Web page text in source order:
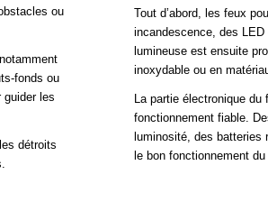
ou
fonds ou
les
détroits
Tout d’abord, les feux
incandescence, des
lumineuse est ensuite
inoxydable ou en
La partie électronique
fonctionnement fiable.
luminosité, des batteries
le bon fonctionnement du